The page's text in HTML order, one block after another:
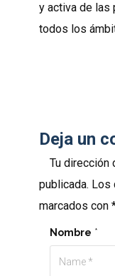
y activa de las
todos los
Deja un
Tu dirección
publicada. Los
marcados con
Nombre *